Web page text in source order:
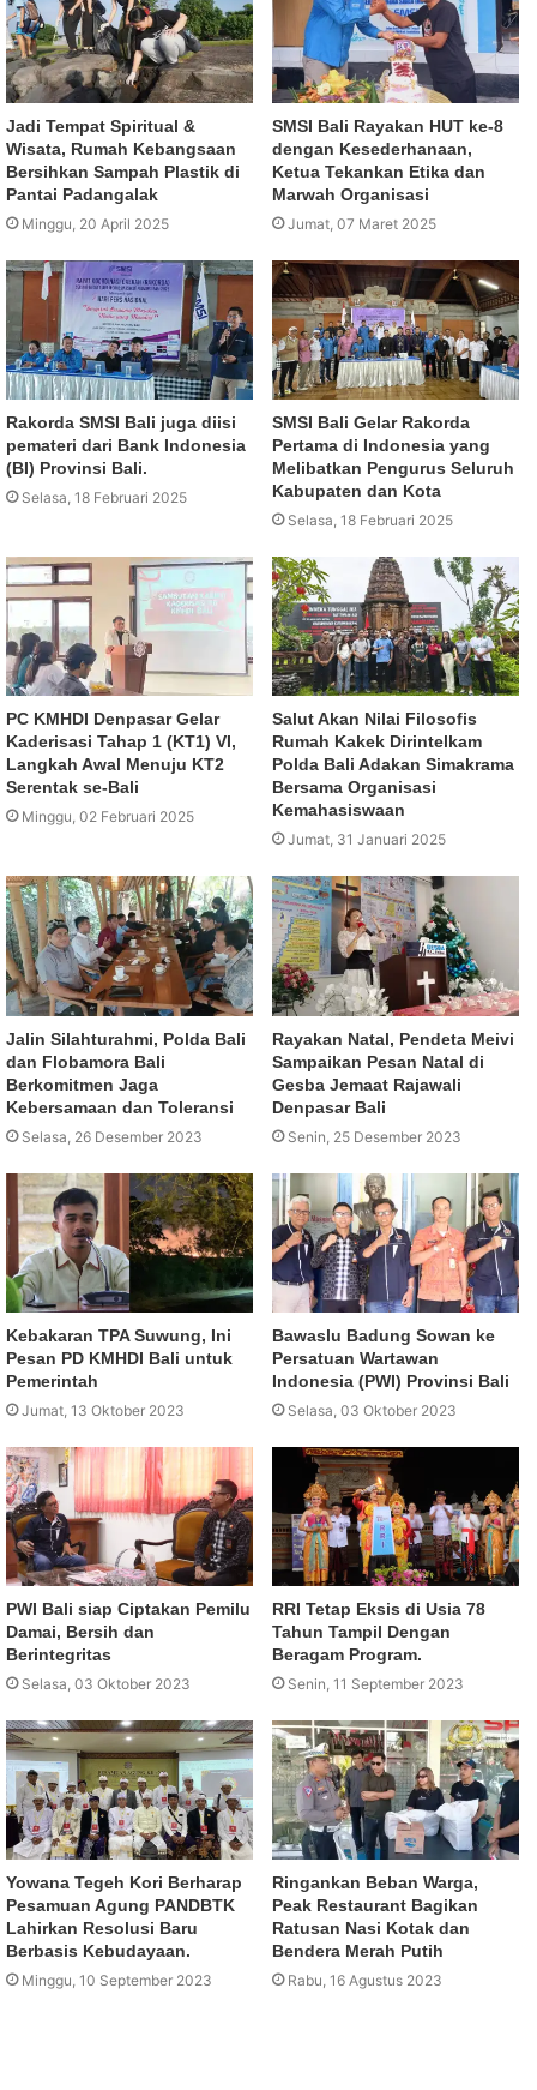
Jadi Tempat Spiritual &
Wisata, Rumah Kebangsaan
Bersihkan Sampah Plastik di
Pantai Padangalak
Minggu, 20 April 2025
SMSI Bali Rayakan HUT ke-8
dengan Kesederhanaan,
Ketua Tekankan Etika dan
Marwah Organisasi
Jumat, 07 Maret 2025
Rakorda SMSI Bali juga diisi
pemateri dari Bank Indonesia
(BI) Provinsi Bali.
Selasa, 18 Februari 2025
SMSI Bali Gelar Rakorda
Pertama di Indonesia yang
Melibatkan Pengurus Seluruh
Kabupaten dan Kota
Selasa, 18 Februari 2025
PC KMHDI Denpasar Gelar
Kaderisasi Tahap 1 (KT1) VI,
Langkah Awal Menuju KT2
Serentak se-Bali
Minggu, 02 Februari 2025
Salut Akan Nilai Filosofis
Rumah Kakek Dirintelkam
Polda Bali Adakan Simakrama
Bersama Organisasi
Kemahasiswaan
Jumat, 31 Januari 2025
Jalin Silahturahmi, Polda Bali
dan Flobamora Bali
Berkomitmen Jaga
Kebersamaan dan Toleransi
Selasa, 26 Desember 2023
Rayakan Natal, Pendeta Meivi
Sampaikan Pesan Natal di
Gesba Jemaat Rajawali
Denpasar Bali
Senin, 25 Desember 2023
Kebakaran TPA Suwung, Ini
Pesan PD KMHDI Bali untuk
Pemerintah
Jumat, 13 Oktober 2023
Bawaslu Badung Sowan ke
Persatuan Wartawan
Indonesia (PWI) Provinsi Bali
Selasa, 03 Oktober 2023
PWI Bali siap Ciptakan Pemilu
Damai, Bersih dan
Berintegritas
Selasa, 03 Oktober 2023
RRI Tetap Eksis di Usia 78
Tahun Tampil Dengan
Beragam Program.
Senin, 11 September 2023
Yowana Tegeh Kori Berharap
Pesamuan Agung PANDBTK
Lahirkan Resolusi Baru
Berbasis Kebudayaan.
Minggu, 10 September 2023
Ringankan Beban Warga,
Peak Restaurant Bagikan
Ratusan Nasi Kotak dan
Bendera Merah Putih
Rabu, 16 Agustus 2023